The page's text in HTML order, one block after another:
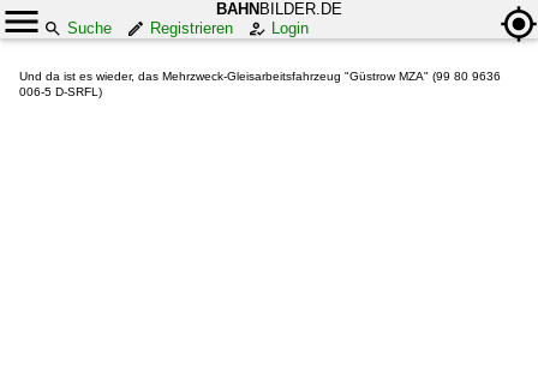
BAHN BILDER.DE
Suche
Registrieren Login
Und da ist es wieder, das Mehrzweck-Gleisarbeitsfahrzeug "Güstrow MZA" (99 80 9636
006-5 D-SRFL)